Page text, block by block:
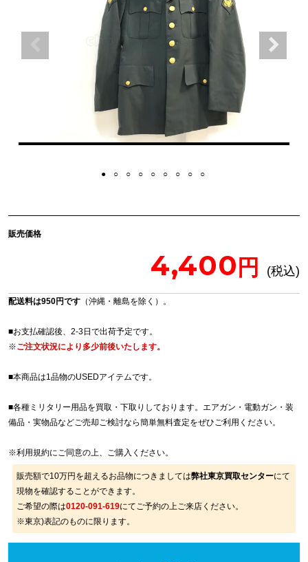
販売価格
4,400
配送料は950円です （沖縄・離島を除く）。
■お支払確認後、2-3日で出荷予定です。
※ご注文状況により多少前後いたします。
■本商品は1品物のUSEDアイテムです。
■各種ミリタリー用品を買取・下取りしております。エアガン・電動ガン・装
備品・実物品などご売却ご検討なら簡単無料査定をぜひご利用ください。
※利用規約にご同意の上、ご購入ください。
販売額で10万円を超えるお品物につきましては弊社東京買取センターにて
現物を確認することができます。
ご希望の際は0120-091-619にてご予約の上ご来店ください。
※東京)表記のものに限ります。